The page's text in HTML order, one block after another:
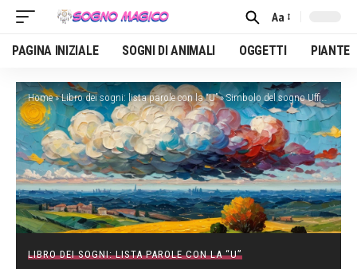
Font
Resizer
Aa
PAGINA INIZIALE SOGNI DI ANIMALI OGGETTI PIANTE
Home»Libro dei sogni: lista parole con la “U”»Simbolo del sogno Ufficio
LIBRO DEI SOGNI: LISTA PAROLE CON LA “U”